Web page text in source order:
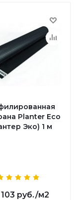
Planter Eco
Эко) 1 м
103 руб./м2